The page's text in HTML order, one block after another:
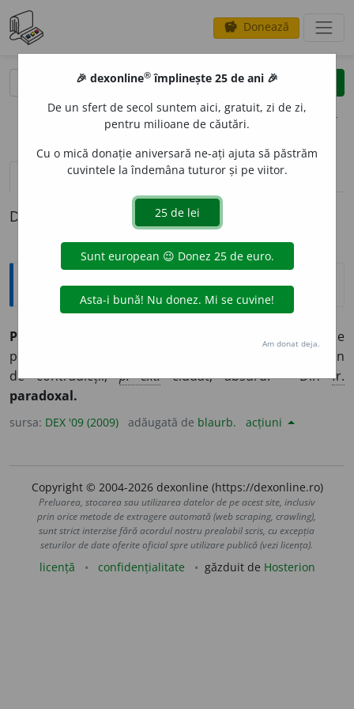
savings Donează
clear
opțiuni
definiții (1) pronunțievolume_up (50)
Definiția cu ID-ul 865736:
Explicative DEX
PARADOX
Care ține de
paradox, care constituie sau folosește un paradox; plin
de contradicții;p. ext.ciudat; absurd. – Dinfr.
paradoxal.
sursa: DEX '09 (2009) adăugată de blaurb. acțiuni
Copyright © 2004-2026 dexonline (https://dexonline.ro)
Preluarea, stocarea sau utilizarea datelor de pe acest site, inclusiv
prin orice metode de extragere automată (web scraping, crawling),
sunt strict interzise fără acordul nostru prealabil scris, cu excepția
seturilor de date oferite oficial spre utilizare publică (vezi licența).
licență confidențialitate găzduit de Hosterion
🎉 dexonline® împlinește 25 de ani 🎉
De un sfert de secol suntem aici, gratuit, zi de zi,
pentru milioane de căutări.
Cu o mică donație aniversară ne-ați ajuta să păstrăm
cuvintele la îndemâna tuturor și pe viitor.
Am donat deja.